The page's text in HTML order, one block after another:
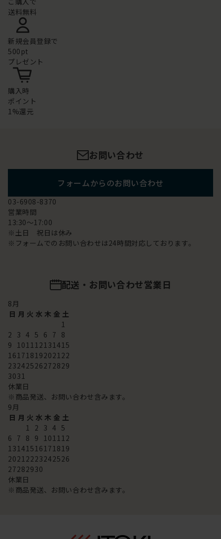
送料無料
新規会員登録で
500pt
プレゼント
購入時
ポイント
1%還元
お問い合わせ
フォームからのお問い合わせ
03-6908-8370
営業時間
13:30～17:00
※土日 祝日は休み
※フォームでのお問い合わせは24時間対応しております。
配送・お問い合わせ営業日
8月
日 月 火 水 木 金 土
1
2 3 4 5 6 7 8
9 101112131415
16171819202122
23242526272829
3031
休業日
※商品発送、お問い合わせ含みます。
9月
日 月 火 水 木 金 土
1 2 3 4 5
6 7 8 9 101112
13141516171819
20212223242526
27282930
休業日
※商品発送、お問い合わせ含みます。